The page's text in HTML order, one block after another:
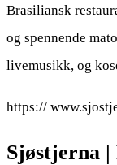
Brasiliansk
og spennende
livemusikk, og
https://
Sjøstjerna